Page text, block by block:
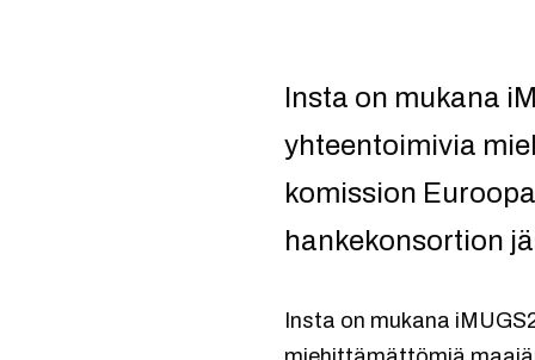
Insta on mukana
yhteentoimivia
komission
hankekonsortion
Insta on mukana